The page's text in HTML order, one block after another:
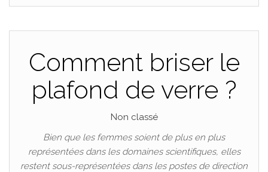
Comment briser le
plafond de verre ?
Non classé
Bien que les femmes soient de plus en plus
représentées dans les domaines scientifiques, elles
restent sous-représentées dans les postes de direction